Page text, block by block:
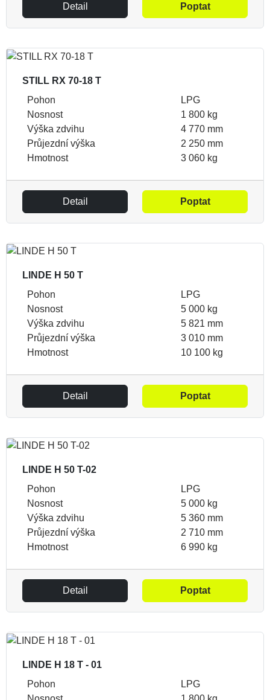
Detail Poptat
STILL RX 70-18 T
Pohon
LPG
Nosnost
1 800 kg
Výška zdvihu
4 770 mm
Průjezdní výška
2 250 mm
Hmotnost
3 060 kg
Detail Poptat
LINDE H 50 T
Pohon
LPG
Nosnost
5 000 kg
Výška zdvihu
5 821 mm
Průjezdní výška
3 010 mm
Hmotnost
10 100 kg
Detail Poptat
LINDE H 50 T-02
Pohon
LPG
Nosnost
5 000 kg
Výška zdvihu
5 360 mm
Průjezdní výška
2 710 mm
Hmotnost
6 990 kg
Detail Poptat
LINDE H 18 T - 01
Pohon
LPG